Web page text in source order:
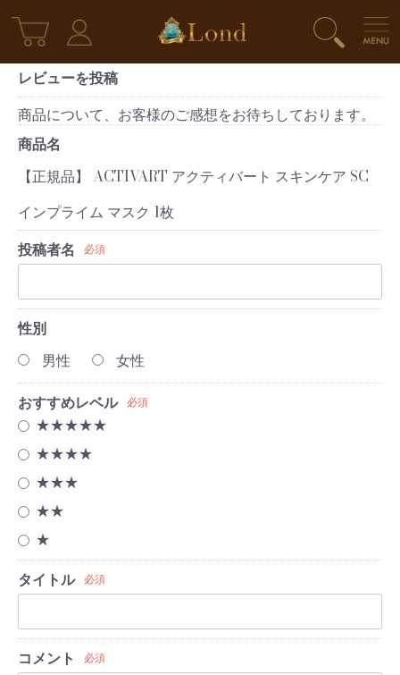
レビューを投稿
商品について、お客様のご感想をお待ちしております。
商品名
【正規品】 ACTIVART アクティバート スキンケア SC
インプライム マスク 1枚
投稿者名
必須
性別
男性
女性
おすすめレベル 必須
★★★★★
★★★★
★★★
★★
★
タイトル 必須
コメント 必須